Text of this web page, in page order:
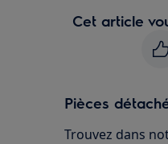
Cet article
Pièces
Trouvez dans